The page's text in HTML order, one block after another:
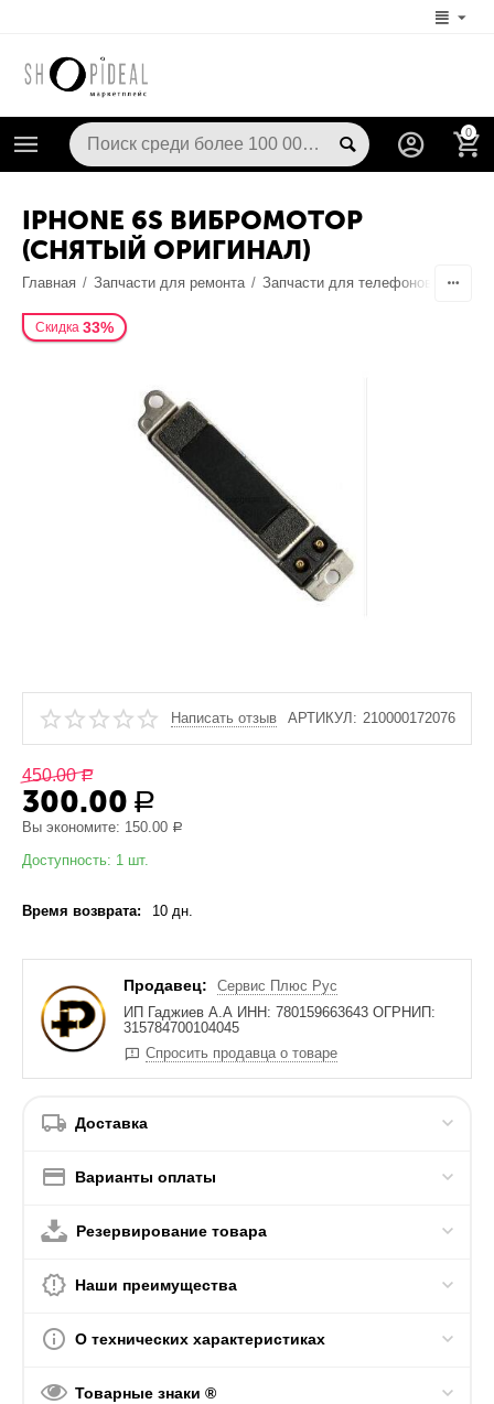
0
IPHONE 6S ВИБРОМОТОР
(СНЯТЫЙ ОРИГИНАЛ)
Главная / Запчасти для ремонта / Запчасти для телефонов
Скидка 33%
Написать отзыв АРТИКУЛ: 210000172076
450.00 Р
300.00 Р
Вы экономите: 150.00 Р
Доступность: 1 шт.
Время возврата: 10 дн.
Продавец:
Сервис Плюс Рус
ИП Гаджиев А.А ИНН: 780159663643 ОГРНИП:
315784700104045
Спросить продавца о товаре
Доставка
Варианты оплаты
Резервирование товара
Наши преимущества
О технических характеристиках
Товарные знаки ®